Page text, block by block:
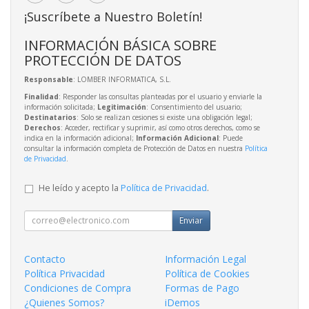
¡Suscríbete a Nuestro Boletín!
INFORMACIÓN BÁSICA SOBRE
PROTECCIÓN DE DATOS
Responsable: LOMBER INFORMATICA, S.L.
Finalidad: Responder las consultas planteadas por el usuario y enviarle la
información solicitada; Legitimación: Consentimiento del usuario;
Destinatarios: Solo se realizan cesiones si existe una obligación legal;
Derechos: Acceder, rectificar y suprimir, así como otros derechos, como se
indica en la información adicional; Información Adicional: Puede
consultar la información completa de Protección de Datos en nuestra Política
de Privacidad
He leído y acepto la Política de Privacidad.
Enviar
Contacto
Información Legal
Política Privacidad
Política de Cookies
Condiciones de Compra
Formas de Pago
¿Quienes Somos?
iDemos